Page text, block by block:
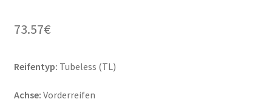
73.57€
Reifentyp: Tubeless (TL)
Achse: Vorderreifen